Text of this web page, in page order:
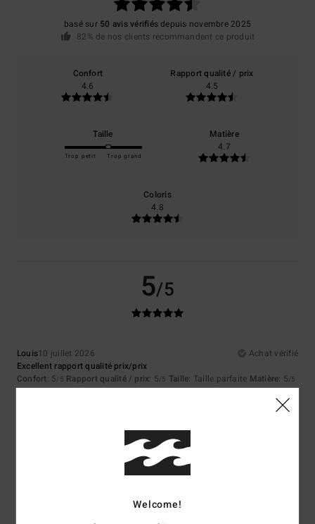
basé sur 50 avis vérifiésdepuis novembre 2025
82% de nos clients recommandent ce produit
Confort
4.6
Rapport qualité / prix
4.5
Taille
Trop petit Trop grand
Matière
4.7
Coloris
4.8
5/5
Louis10 juillet 2026
Achat vérifié
Excellent rapport qualité prix/prix
Confort: 5/5 Rapport qualité / prix: 5/5 Taille: Taille parfaite Matière: 5/5
Coloris: 5
5/5
Welcome!